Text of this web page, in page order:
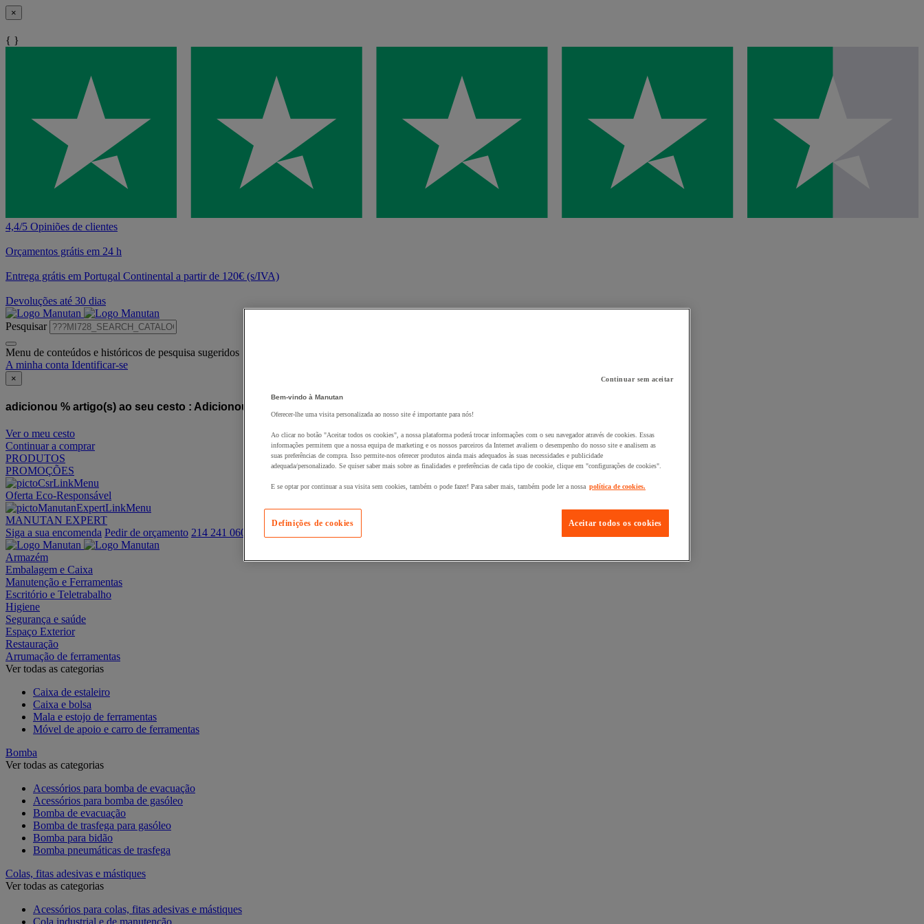
×
{ }
4,4/5 Opiniões de clientes
Orçamentos grátis em 24 h
Entrega grátis em Portugal Continental a partir de 120€ (s/IVA)
Devoluções até 30 dias
Pesquisar
Menu de conteúdos e históricos de pesquisa sugeridos
A minha conta Identificar-se
×
adicionou % artigo(s) ao seu cesto : Adicionou este artigo ao seu cesto :
Ver o meu cesto
Continuar a comprar
PRODUTOS
PROMOÇÕES
Oferta Eco-Responsável
MANUTAN EXPERT
Siga a sua encomenda Pedir de orçamento 214 241 060
Armazém
Embalagem e Caixa
Manutenção e Ferramentas
Escritório e Teletrabalho
Higiene
Segurança e saúde
Espaço Exterior
Restauração
Arrumação de ferramentas
Ver todas as categorias
Caixa de estaleiro
Caixa e bolsa
Mala e estojo de ferramentas
Móvel de apoio e carro de ferramentas
Bomba
Ver todas as categorias
Acessórios para bomba de evacuação
Acessórios para bomba de gasóleo
Bomba de evacuação
Bomba de trasfega para gasóleo
Bomba para bidão
Bomba pneumáticas de trasfega
Colas, fitas adesivas e mástiques
Ver todas as categorias
Acessórios para colas, fitas adesivas e mástiques
Cola industrial e de manutenção
Continuar sem aceitar
Bem-vindo à Manutan
Oferecer-lhe uma visita personalizada ao nosso site é importante para nós!
Ao clicar no botão "Aceitar todos os cookies", a nossa plataforma poderá trocar informações com o seu navegador através de cookies. Essas
informações permitem que a nossa equipa de marketing e os nossos parceiros da Internet avaliem o desempenho do nosso site e analisem as
suas preferências de compra. Isso permite-nos oferecer produtos ainda mais adequados às suas necessidades e publicidade
adequada/personalizado. Se quiser saber mais sobre as finalidades e preferências de cada tipo de cookie, clique em "configurações de cookies".
E se optar por continuar a sua visita sem cookies, também o pode fazer! Para saber mais, também pode ler a nossa política de cookies.
Aceitar todos os cookies
Definições de cookies